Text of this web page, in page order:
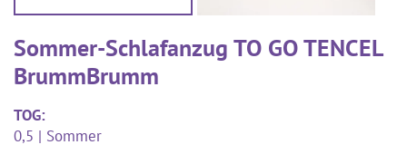
Sommer-Schlafanzug TO GO TENCEL
BrummBrumm
TOG:
0,5 | Sommer